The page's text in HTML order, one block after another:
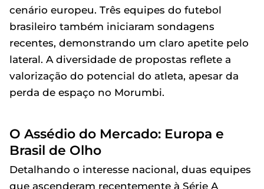
cenário europeu. Três equipes do futebol
brasileiro também iniciaram sondagens
recentes, demonstrando um claro apetite pelo
lateral. A diversidade de propostas reflete a
valorização do potencial do atleta, apesar da
perda de espaço no Morumbi.
O Assédio do Mercado: Europa e
Brasil de Olho
Detalhando o interesse nacional, duas equipes
que ascenderam recentemente à Série A